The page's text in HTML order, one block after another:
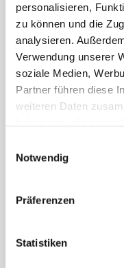
personalisieren,
zu können und die
analysieren.
Verwendung unserer
soziale Medien,
Partner führen diese
weiteren Daten
Cookies, wenn Sie
Notwendig
Präferenzen
Statistiken
Deutschen
Psychotherapie,
Nervenheilkunde
BÄK den Ausbau
Maßnahmen, die
Alkoholkonsums
internationalen
umfassenden
Alkoholprodukten